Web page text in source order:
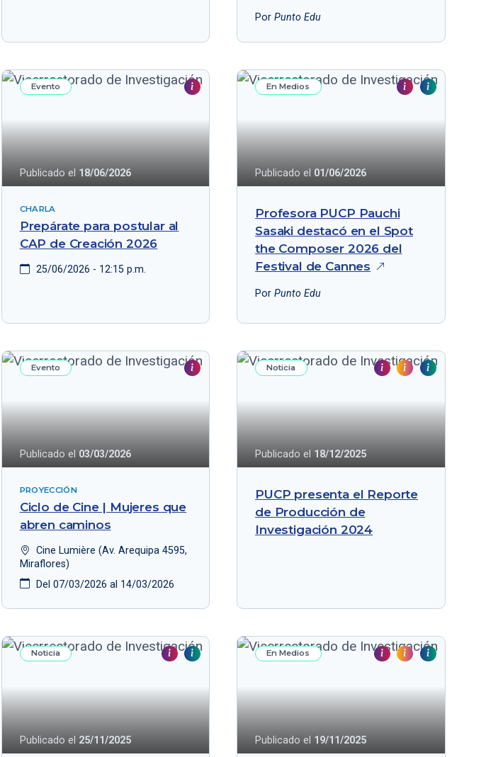
PorPunto Edu
Evento
Publicado el 18/06/2026
CHARLA
Prepárate para postular al
CAP de Creación 2026
25/06/2026 - 12:15 p.m.
En Medios
Publicado el 01/06/2026
Profesora PUCP Pauchi
Sasaki destacó en el Spot
the Composer 2026 del
Festival de Cannes
PorPunto Edu
Evento
Publicado el 03/03/2026
PROYECCIÓN
Ciclo de Cine | Mujeres que
abren caminos
Cine Lumière (Av. Arequipa 4595,
Miraflores)
Del 07/03/2026 al 14/03/2026
Noticia
Publicado el 18/12/2025
PUCP presenta el Reporte
de Producción de
Investigación 2024
Noticia
Publicado el 25/11/2025
En Medios
Publicado el 19/11/2025